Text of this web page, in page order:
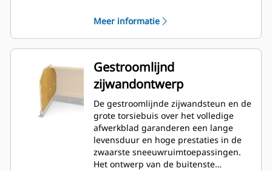
Meer informatie
Gestroomlijnd
zijwandontwerp
De gestroomlijnde zijwandsteun en de
grote torsiebuis over het volledige
afwerkblad garanderen een lange
levensduur en hoge prestaties in de
zwaarste sneeuwruimtoepassingen.
Het ontwerp van de buitenste